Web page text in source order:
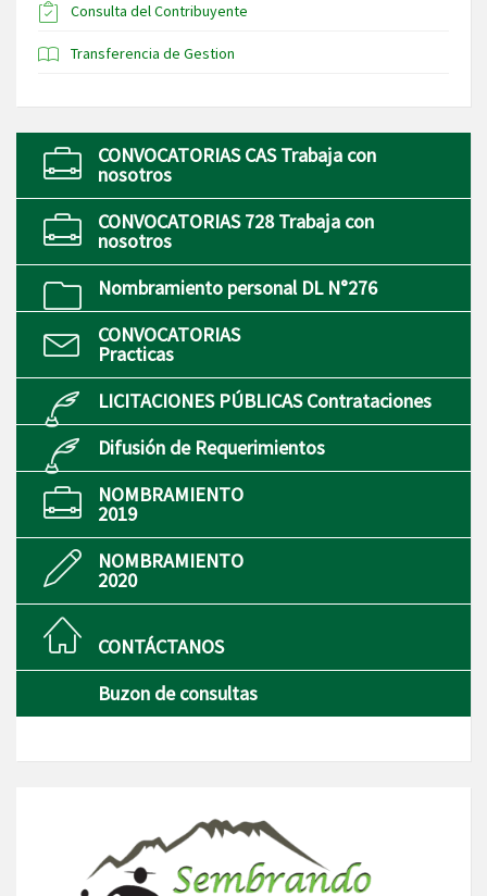
Consulta del Contribuyente
Transferencia de Gestion
CONVOCATORIAS CAS Trabaja con
nosotros
CONVOCATORIAS 728 Trabaja con
nosotros
Nombramiento personal DL N°276
CONVOCATORIAS
Practicas
LICITACIONES PÚBLICAS Contrataciones
Difusión de Requerimientos
NOMBRAMIENTO
2019
NOMBRAMIENTO
2020
CONTÁCTANOS
Buzon de consultas